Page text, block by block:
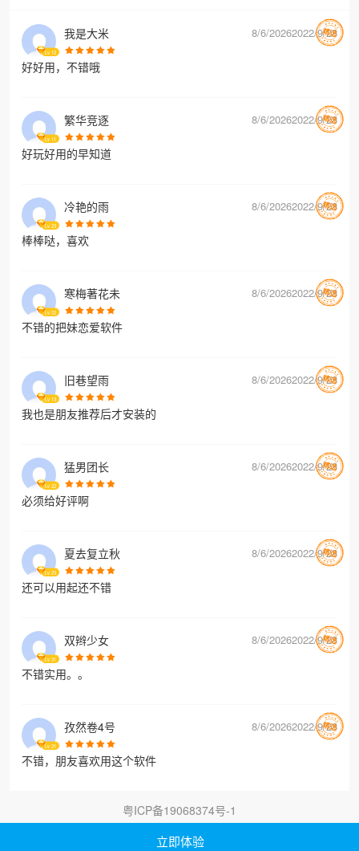
立即体验
我是大米 8/6/20262022/9/28
好好用，不错哦
Lv 12
繁华竞逐 8/6/20262022/9/28
好玩好用的早知道
Lv 11
冷艳的雨 8/6/20262022/9/28
棒棒哒，喜欢
Lv 23
寒梅著花未 8/6/20262022/9/28
不错的把妹恋爱软件
Lv 22
旧巷望雨 8/6/20262022/9/28
我也是朋友推荐后才安装的
Lv 13
猛男团长 8/6/20262022/9/28
必须给好评啊
Lv 22
夏去复立秋 8/6/20262022/9/28
还可以用起还不错
Lv 23
双辫少女 8/6/20262022/9/28
不错实用。。
Lv 31
孜然卷4号 8/6/20262022/9/28
不错，朋友喜欢用这个软件
Lv 21
粤ICP备19068374号-1